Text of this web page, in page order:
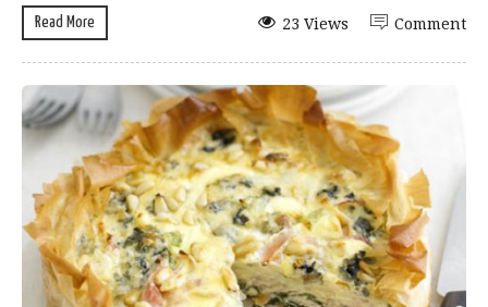
Read More Comment
23 Views